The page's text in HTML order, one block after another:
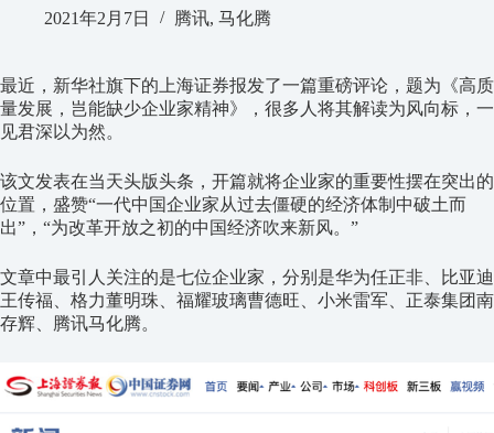
2021年2月7日 腾讯, 马化腾
最近，新华社旗下的上海证券报发了一篇重磅评论，题为《高质
量发展，岂能缺少企业家精神》，很多人将其解读为风向标，一
见君深以为然。
该文发表在当天头版头条，开篇就将企业家的重要性摆在突出的
位置，盛赞“一代中国企业家从过去僵硬的经济体制中破土而
出”，“为改革开放之初的中国经济吹来新风。”
文章中最引人关注的是七位企业家，分别是华为任正非、比亚迪
王传福、格力董明珠、福耀玻璃曹德旺、小米雷军、正泰集团南
存辉、腾讯马化腾。